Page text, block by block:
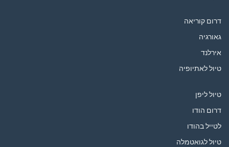
דרום קוריאה
גאורגיה
אירלנד
טיול לאתיופיה
טיול ליפן
דרום הודו
לטייל בהודו
טיול לגואטמלה